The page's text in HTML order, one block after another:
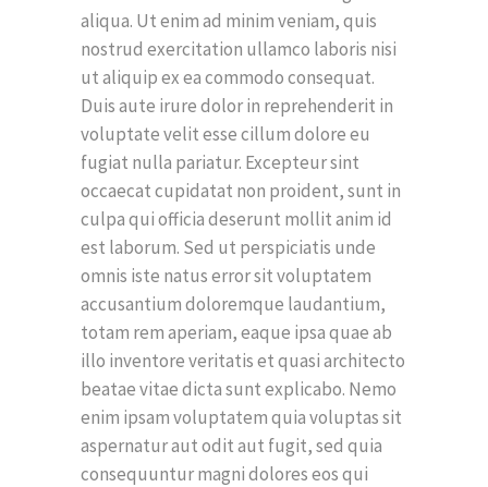
aliqua. Ut enim ad minim veniam, quis
nostrud exercitation ullamco laboris nisi
ut aliquip ex ea commodo consequat.
Duis aute irure dolor in reprehenderit in
voluptate velit esse cillum dolore eu
fugiat nulla pariatur. Excepteur sint
occaecat cupidatat non proident, sunt in
culpa qui officia deserunt mollit anim id
est laborum. Sed ut perspiciatis unde
omnis iste natus error sit voluptatem
accusantium doloremque laudantium,
totam rem aperiam, eaque ipsa quae ab
illo inventore veritatis et quasi architecto
beatae vitae dicta sunt explicabo. Nemo
enim ipsam voluptatem quia voluptas sit
aspernatur aut odit aut fugit, sed quia
consequuntur magni dolores eos qui